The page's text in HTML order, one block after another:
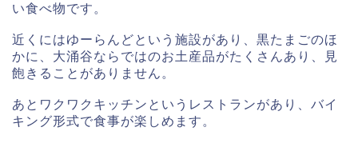
い食べ物です。
近くにはゆーらんどという施設があり、黒たまごのほ
かに、大涌谷ならではのお土産品がたくさんあり、見
飽きることがありません。
あとワクワクキッチンというレストランがあり、バイ
キング形式で食事が楽しめます。